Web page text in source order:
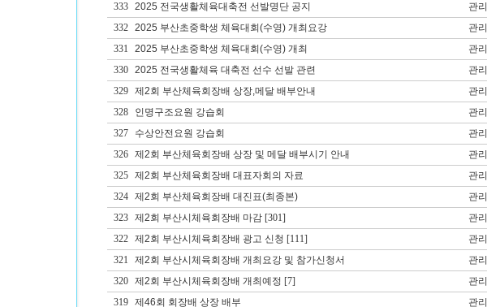
333
2025 전국생활체육대축전 선발명단 공지 관
332
2025 부산초중학생 체육대회(수영) 개최요강 관
331
2025 부산초중학생 체육대회(수영) 개최 관
330
2025 전국생활체육 대축전 선수 선발 관련 관
329
제2회 부산체육회장배 상장,메달 배부안내 관
328
인명구조요원 강습회 관
327
수상안전요원 강습회 관
326
제2회 부산체육회장배 상장 및 메달 배부시기 안내 관
325
제2회 부산체육회장배 대표자회의 자료 관
324
제2회 부산체육회장배 대진표(최종본) 관
323
제2회 부산시체육회장배 마감[301] 관
322
제2회 부산시체육회장배 광고 신청 [111] 관
321
제2회 부산시체육회장배 개최요강 및 참가신청서 관
320
제2회 부산시체육회장배 개최예정 [7] 관
319
제46회 회장배 상장 배부 관